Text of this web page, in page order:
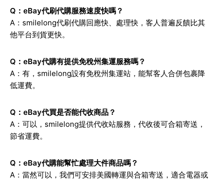
Q：eBay代刷代購服務速度快嗎？
A：smilelong代刷代購回應快、處理快，客人普遍反饋比其
他平台到貨更快。
Q：eBay代購有提供免稅州集運服務嗎？
A：有，smilelong設有免稅州集運站，能幫客人合併包裹降
低運費。
Q：eBay代買是否能代收商品？
A：可以，smilelong提供代收站服務，代收後可合箱寄送，
節省運費。
Q：eBay代購能幫忙處理大件商品嗎？
A：當然可以，我們可安排美國轉運與合箱寄送，適合電器或